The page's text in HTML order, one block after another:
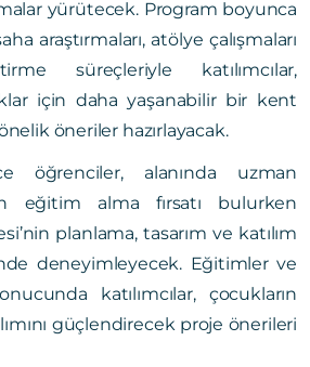
yürütecek. Program boyunca
araştırmaları, atölye çalışmaları
süreçleriyle katılımcılar,
için daha yaşanabilir bir kent
öneriler hazırlayacak.
öğrenciler, alanında uzman
eğitim alma fırsatı bulurken
planlama, tasarım ve katılım
deneyimleyecek. Eğitimler ve
katılımcılar, çocukların
güçlendirecek proje önerileri